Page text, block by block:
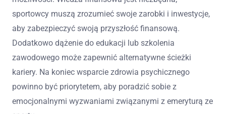
sportowcy muszą zrozumieć swoje zarobki i inwestycje,
aby zabezpieczyć swoją przyszłość finansową.
Dodatkowo dążenie do edukacji lub szkolenia
zawodowego może zapewnić alternatywne ścieżki
kariery. Na koniec wsparcie zdrowia psychicznego
powinno być priorytetem, aby poradzić sobie z
emocjonalnymi wyzwaniami związanymi z emeryturą ze